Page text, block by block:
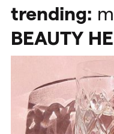
trending:
BEAUTY